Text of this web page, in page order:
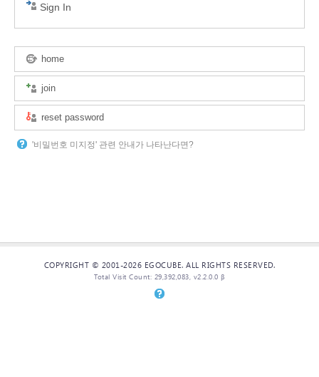
Sign In
home
join
reset password
'비밀번호 미지정' 관련 안내가 나타난다면?
COPYRIGHT © 2001-2026 EGOCUBE. ALL RIGHTS RESERVED.
Total Visit Count: 29,392,083, v2.2.0.0 β